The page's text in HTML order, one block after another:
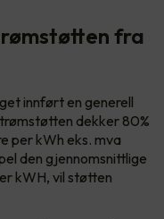
fra
innført en generell
dekker 80%
per kWh eks. mva
den gjennomsnittlige
kWH, vil støtten